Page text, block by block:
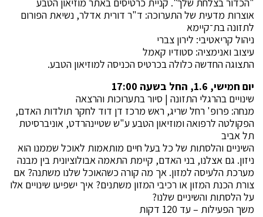
"הכדור בצלחת שלך". קניית כרטיסים באתר מוזיאון הטבע
אוצרות מדעית של התערוכה: ד"ר דורית אדלר, נשיאת הפורום
לתזונה בת־קיימא
ניהול קריאטיבי: לירון צברי
עיצוב ואנימציה: סטודיו קאמל
התצוגה החדשה כלולה בכרטיס הכניסה למוזיאון הטבע.
יום חמישי, 1.6, החל בשעה 17:00
שינויים בהרגלי התזונה | סיור בתערוכות והרצאה
מנחה: פרופ' רחל שריג, ראש מרכז דן דוד לחקר תולדות האדם,
הפקולטה לרפואה ומוזיאון הטבע ע"ש שטיינהרדט, אוניברסיטת
תל אביב
השיניים והלסתות של כל בעל חיים מותאמות לאוכל שממנו הוא
ניזון. גם אצלנו, בני האדם, קיימת התאמה אבולוציונית בין מבנה
מערכת הלעיסה למזון. אך מה קורה כשהאוכל שלנו משתנה? אם
צורת הכנת המזון או רכיבי המזון משתנים? איך ישפיעו שינויים אלו
על הלסתות והשיניים שלנו?
משך הפעילות – עד 120 דקות